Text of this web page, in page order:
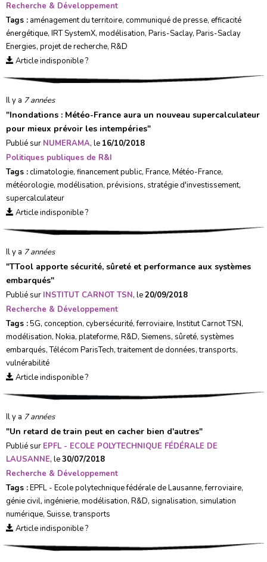
Recherche & Développement
Tags : aménagement du territoire, communiqué de presse, efficacité
énergétique, IRT SystemX, modélisation, Paris-Saclay, Paris-Saclay
Energies, projet de recherche, R&D
Article indisponible ?
Il y a 7 années
"Inondations : Météo-France aura un nouveau supercalculateur
pour mieux prévoir les intempéries"
Publié sur NUMERAMA, le 16/10/2018
Politiques publiques de R&I
Tags :climatologie, financement public, France, Météo-France,
météorologie, modélisation, prévisions, stratégie d'investissement,
supercalculateur
Article indisponible ?
Il y a 7 années
"TTool apporte sécurité, sûreté et performance aux systèmes
embarqués"
Publié sur INSTITUT CARNOT TSN, le20/09/2018
Recherche & Développement
Tags :5G, conception, cybersécurité,ferroviaire, Institut Carnot TSN,
modélisation, Nokia, plateforme, R&D, Siemens, sûreté, systèmes
embarqués,Télécom ParisTech,traitement de données,transports,
vulnérabilité
Article indisponible ?
Il y a 7 années
"Un retard de train peut en cacher bien d'autres"
Publié sur EPFL - ECOLE POLYTECHNIQUE FÉDÉRALE DE
LAUSANNE, le30/07/2018
Recherche & Développement
Tags :EPFL - Ecole polytechnique fédérale de Lausanne,ferroviaire,
génie civil, ingénierie, modélisation, R&D, signalisation, simulation
numérique, Suisse,transports
Article indisponible ?